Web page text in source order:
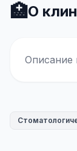
🏥О
Описание